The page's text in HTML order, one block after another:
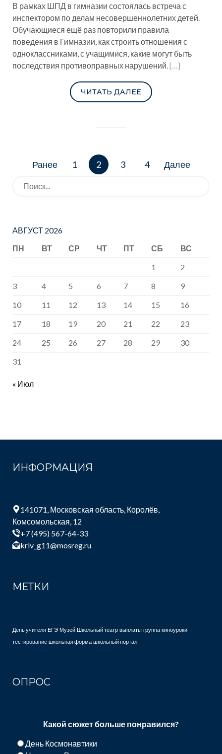
В рамках ШПД в гимназии состоялась встреча с
инспектором по делам несовершеннолетних детей.
Обучающиеся ещё раз повторили правила
поведения в Гимназии, как строить отношения с
одноклассниками, с учащимися, какие могут быть
последствия противоправных нарушений.[…]
ЧИТАТЬ ДАЛЕЕ
Ранее 1 2 3 4 Далее
Искать:
АВГУСТ 2026
ПН
ВТ СР ЧТ ПТ СБ
ВС
1
2
3
4 5 6 7 8
9
10
11 12 13 14 15
16
17
18 19 20 21 22
23
24
25 26 27 28 29
30
31
« Июл
ИНФОРМАЦИЯ
141071, Московская область, Королёв,
Комсомольская, 12
+7 (495) 567-64-33
krlv_g11@mosreg.ru
МЕТКИ
День учителя ЕГЭ Музей Школьный театр выплаты группа киноуроки
тестирование школьная форма школьный портал
ОПРОС
Какой сюжет больше понравился?
День Космонавтики